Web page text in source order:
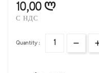
10,00 ლ
С НДС
Quantity :